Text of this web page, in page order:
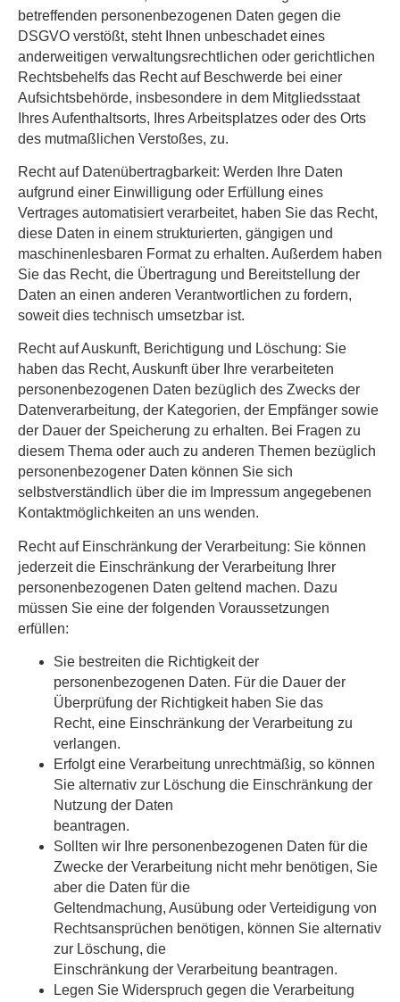
betreffenden personenbezogenen Daten gegen die
DSGVO verstößt, steht Ihnen unbeschadet eines
anderweitigen verwaltungsrechtlichen oder gerichtlichen
Rechtsbehelfs das Recht auf Beschwerde bei einer
Aufsichtsbehörde, insbesondere in dem Mitgliedsstaat
Ihres Aufenthaltsorts, Ihres Arbeitsplatzes oder des Orts
des mutmaßlichen Verstoßes, zu.
Recht auf Datenübertragbarkeit: Werden Ihre Daten
aufgrund einer Einwilligung oder Erfüllung eines
Vertrages automatisiert verarbeitet, haben Sie das Recht,
diese Daten in einem strukturierten, gängigen und
maschinenlesbaren Format zu erhalten. Außerdem haben
Sie das Recht, die Übertragung und Bereitstellung der
Daten an einen anderen Verantwortlichen zu fordern,
soweit dies technisch umsetzbar ist.
Recht auf Auskunft, Berichtigung und Löschung: Sie
haben das Recht, Auskunft über Ihre verarbeiteten
personenbezogenen Daten bezüglich des Zwecks der
Datenverarbeitung, der Kategorien, der Empfänger sowie
der Dauer der Speicherung zu erhalten. Bei Fragen zu
diesem Thema oder auch zu anderen Themen bezüglich
personenbezogener Daten können Sie sich
selbstverständlich über die im Impressum angegebenen
Kontaktmöglichkeiten an uns wenden.
Recht auf Einschränkung der Verarbeitung: Sie können
jederzeit die Einschränkung der Verarbeitung Ihrer
personenbezogenen Daten geltend machen. Dazu
müssen Sie eine der folgenden Voraussetzungen
erfüllen:
Sie bestreiten die Richtigkeit der
personenbezogenen Daten. Für die Dauer der
Überprüfung der Richtigkeit haben Sie das
Recht, eine Einschränkung der Verarbeitung zu
verlangen.
Erfolgt eine Verarbeitung unrechtmäßig, so können
Sie alternativ zur Löschung die Einschränkung der
Nutzung der Daten
beantragen.
Sollten wir Ihre personenbezogenen Daten für die
Zwecke der Verarbeitung nicht mehr benötigen, Sie
aber die Daten für die
Geltendmachung, Ausübung oder Verteidigung von
Rechtsansprüchen benötigen, können Sie alternativ
zur Löschung, die
Einschränkung der Verarbeitung beantragen.
Legen Sie Widerspruch gegen die Verarbeitung